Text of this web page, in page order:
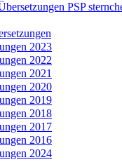
PSP
2023
2022
2021
2020
2019
2018
2017
2016
2024